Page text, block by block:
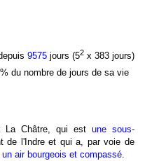
9575jours (52x 383 jours)
% du nombre de jours de sa vie
La Châtre, qui est une sous-
de l'Indre et qui a, par voie de
un air bourgeois et compassé.